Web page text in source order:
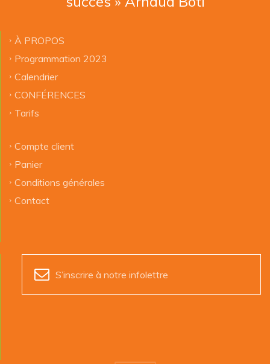
À PROPOS
Programmation 2023
Calendrier
CONFÉRENCES
Tarifs
Compte client
Panier
Conditions générales
Contact
S’inscrire à notre infolettre